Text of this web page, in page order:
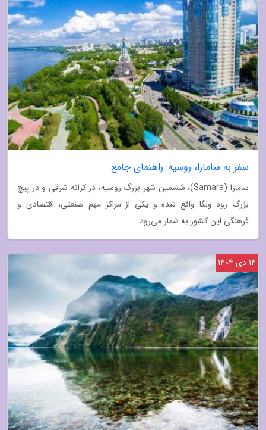
سفر به سامارا، روسیه: راهنمای جامع
سامارا (Samara)، ششمین شهر بزرگ روسیه، در کرانه شرقی و در پیچ
بزرگ رود ولگا واقع شده و یکی از مراکز مهم صنعتی، اقتصادی و
فرهنگی این کشور به شمار می‌رود....
14 دی 1404